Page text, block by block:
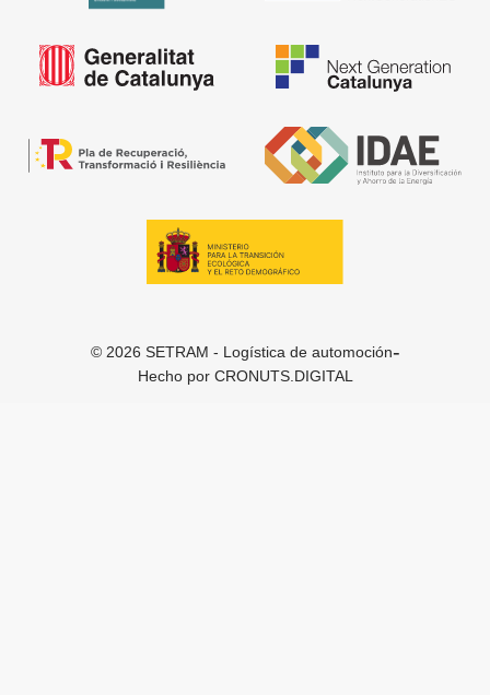
© 2026 SETRAM - Logística de automoción-
Hecho por CRONUTS.DIGITAL